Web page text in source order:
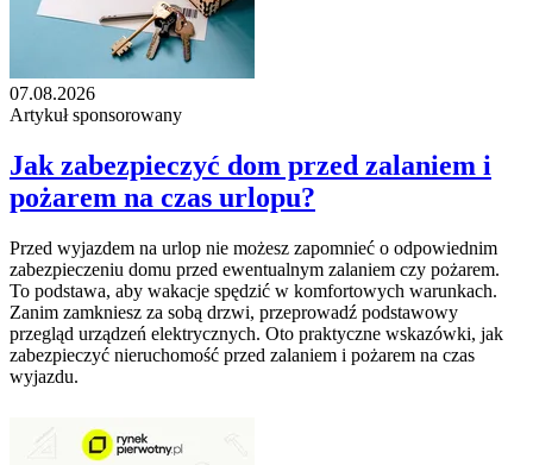
07.08.2026
Artykuł sponsorowany
Jak zabezpieczyć dom przed zalaniem i
pożarem na czas urlopu?
Przed wyjazdem na urlop nie możesz zapomnieć o odpowiednim
zabezpieczeniu domu przed ewentualnym zalaniem czy pożarem.
To podstawa, aby wakacje spędzić w komfortowych warunkach.
Zanim zamkniesz za sobą drzwi, przeprowadź podstawowy
przegląd urządzeń elektrycznych. Oto praktyczne wskazówki, jak
zabezpieczyć nieruchomość przed zalaniem i pożarem na czas
wyjazdu.